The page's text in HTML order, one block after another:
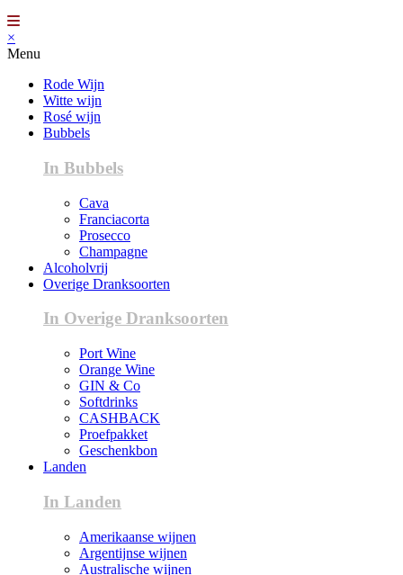
×
Menu
Rode Wijn
Witte wijn
Rosé wijn
Bubbels
In Bubbels
Cava
Franciacorta
Prosecco
Champagne
Alcoholvrij
Overige Dranksoorten
In Overige Dranksoorten
Port Wine
Orange Wine
GIN & Co
Softdrinks
CASHBACK
Proefpakket
Geschenkbon
Landen
In Landen
Amerikaanse wijnen
Argentijnse wijnen
Australische wijnen